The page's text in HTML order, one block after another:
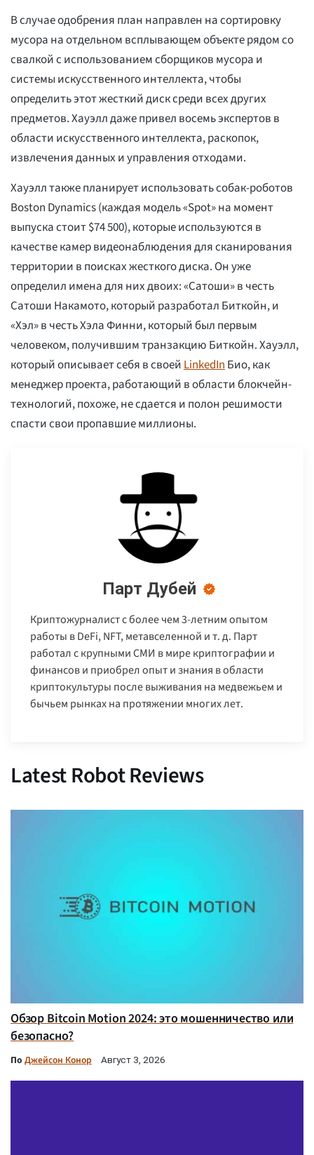
В случае одобрения план направлен на сортировку
мусора на отдельном всплывающем объекте рядом со
свалкой с использованием сборщиков мусора и
системы искусственного интеллекта, чтобы
определить этот жесткий диск среди всех других
предметов. Хауэлл даже привел восемь экспертов в
области искусственного интеллекта, раскопок,
извлечения данных и управления отходами.
Хауэлл также планирует использовать собак-роботов
Boston Dynamics (каждая модель «Spot» на момент
выпуска стоит $74 500), которые используются в
качестве камер видеонаблюдения для сканирования
территории в поисках жесткого диска. Он уже
определил имена для них двоих: «Сатоши» в честь
Сатоши Накамото, который разработал Биткойн, и
«Хэл» в честь Хэла Финни, который был первым
человеком, получившим транзакцию Биткойн. Хауэлл,
который описывает себя в своейLinkedInБио, как
менеджер проекта, работающий в области блокчейн-
технологий, похоже, не сдается и полон решимости
спасти свои пропавшие миллионы.
Парт Дубей
Криптожурналист с более чем 3-летним опытом
работы в DeFi, NFT, метавселенной и т. д. Парт
работал с крупными СМИ в мире криптографии и
финансов и приобрел опыт и знания в области
криптокультуры после выживания на медвежьем и
бычьем рынках на протяжении многих лет.
Latest Robot Reviews
Обзор Bitcoin Motion 2024: это мошенничество или
безопасно?
По Джейсон Конор Август 3, 2026